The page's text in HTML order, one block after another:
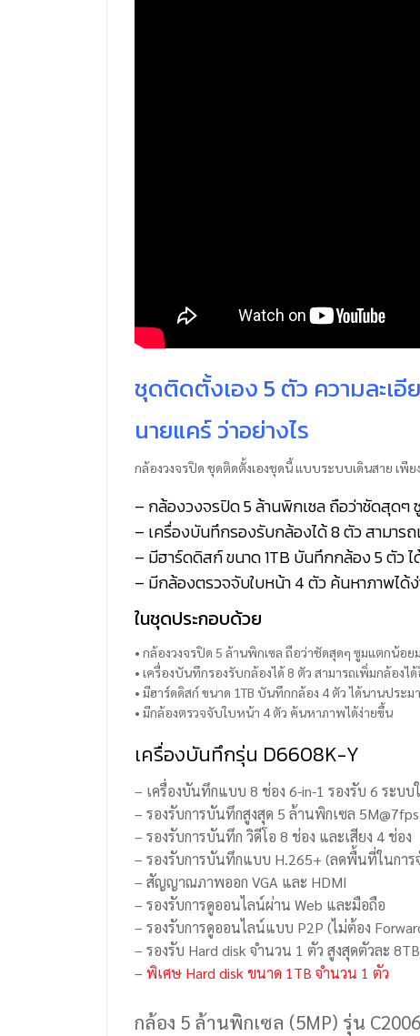
ชุดติดตั้งเอง 5 ตัว ความละเ
นายแคร์ ว่าอย่างไร
กล้องวงจรปิด ชุดติดตั้งเองชุดนี้ แบบระบบเดินสาย เพี
– กล้องวงจรปิด 5 ล้านพิกเซล ถือว่าชัดสุดๆ
– เครื่องบันทึกรองรับกล้องได้ 8 ตัว สามาร
– มีฮาร์ดดิสก์ ขนาด 1TB บันทึกกล้อง 5 ตัว
– มีกล้องตรวจจับใบหน้า 4 ตัว ค้นหาภาพได้
ในชุดประกอบด้วย
• กล้องวงจรปิด 5 ล้านพิกเซล ถือว่าชัดสุดๆ ซูมแตกน้อย
• เครื่องบันทึกรองรับกล้องได้ 8 ตัว สามารถเพิ่มกล้องไ
• มีฮาร์ดดิสก์ ขนาด 1TB บันทึกกล้อง 4 ตัว ได้นานประ
• มีกล้องตรวจจับใบหน้า 4 ตัว ค้นหาภาพได้ง่ายขึ้น
เครื่องบันทึกรุ่น D6608K-Y
– เครื่องบันทึกแบบ 8 ช่อง 6-in-1 รองรับ 6 ระบบ
– รองรับการบันทึกสูงสุด 5 ล้านพิกเซล
– รองรับการบันทึก วิดีโอ 8 ช่อง และเสียง 4 ช่อง
– รองรับการบันทึกแบบ H.265+ (ลดพื้นที่ในการ
– สัญญาณภาพออก VGA และ HDMI
– รองรับการดูออนไลน์ผ่าน Web และมือถือ
– รองรับการดูออนไลน์แบบ P2P (ไม่ต้อง
– รองรับ Hard disk จำนวน 1 ตัว สูงสุดตัวละ 8TB
– พิเศษ Hard disk ขนาด 1TB จำนวน 1 ตัว
กล้อง 5 ล้านพิกเซล (5MP) รุ่น